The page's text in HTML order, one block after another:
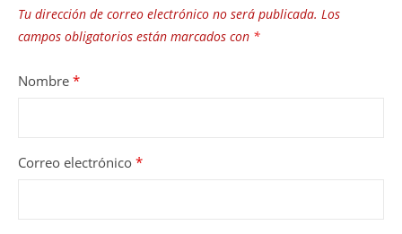
Tu dirección de correo electrónico no será publicada. Los
campos obligatorios están marcados con *
Nombre *
Correo electrónico *